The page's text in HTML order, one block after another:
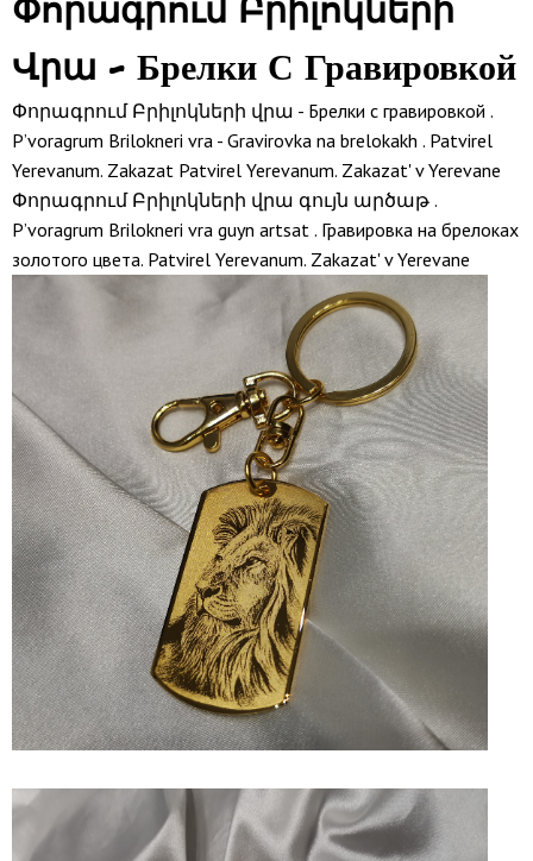
Վրա - Брелки С Гравировкой
Փորագրում Բրիլոկների վրա - Брелки с гравировкой .
P’voragrum Brilokneri vra - Gravirovka na brelokakh . Patvirel
Yerevanum. Zakazat Patvirel Yerevanum. Zakazat' v Yerevane
Փորագրում Բրիլոկների վրա գույն արծաթ .
P’voragrum Brilokneri vra guyn artsat . Гравировка на брелоках
золотого цвета. Patvirel Yerevanum. Zakazat' v Yerevane